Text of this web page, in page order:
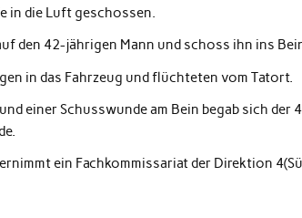
in die Luft geschossen.
den 42-jährigen Mann und schoss ihn ins
in das Fahrzeug und flüchteten vom Tatort.
einer Schusswunde am Bein begab sich
ein Fachkommissariat der Direktion